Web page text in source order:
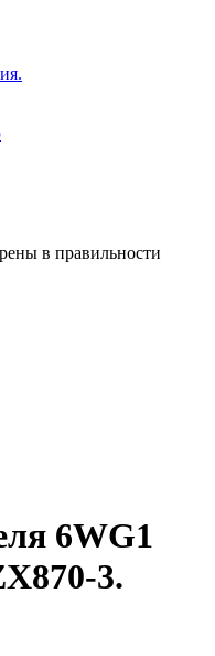
в правильности
6WG1
3.